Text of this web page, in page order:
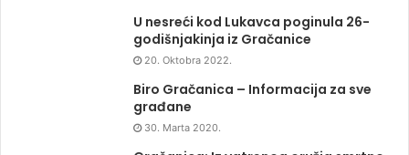
U nesreći kod Lukavca poginula 26-
godišnjakinja iz Gračanice
20. Oktobra 2022.
Biro Gračanica – Informacija za sve
građane
30. Marta 2020.